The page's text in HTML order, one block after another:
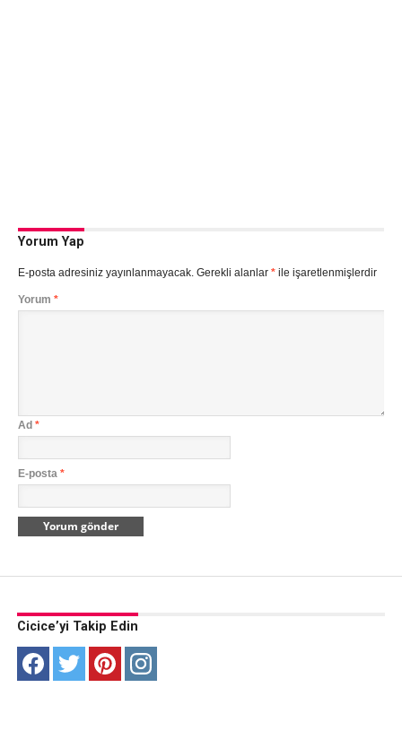
Yorum Yap
E-posta adresiniz yayınlanmayacak. Gerekli alanlar *ile işaretlenmişlerdir
Yorum *
Ad *
E-posta *
Cicice’yi Takip Edin